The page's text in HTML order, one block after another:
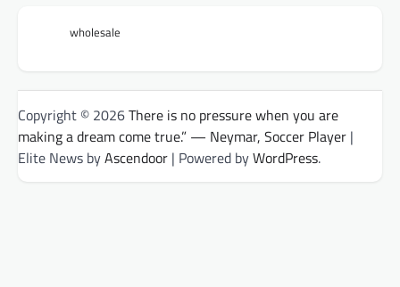
wholesale
Copyright © 2026There is no pressure when you are
making a dream come true.” — Neymar, Soccer Player |
Elite News byAscendoor | Powered byWordPress.